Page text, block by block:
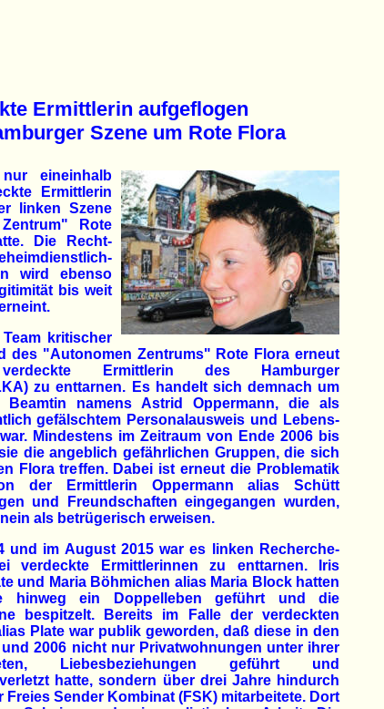
Ermittlerin aufgeflogen
Szene um Rote Flora
eineinhalb
Ermittlerin
linken Szene
Rote
Die Recht­
wird ebenso
bis weit
kritischer
des "Autonomen Zentrums" Rote Flora erneut
Ermittlerin des Hamburger
zu enttarnen. Es handelt sich demnach um
Beamtin namens Astrid Oppermann, die als
gefälschtem Personalausweis und Lebens-
Mindestens im Zeitraum von Ende 2006 bis
die angeblich gefährlichen Gruppen, die sich
Flora treffen. Dabei ist erneut die Problematik
der Ermittlerin Oppermann alias Schütt
und Freundschaften eingegangen wurden,
als betrügerisch erweisen.
und im August 2015 war es linken Recherche-
verdeckte Ermittlerinnen zu enttarnen. Iris
und Maria Böhmichen alias Maria Block hatten
hinweg ein Doppelleben geführt und die
bespitzelt. Bereits im Falle der verdeckten
Plate war publik geworden, daß diese in den
2006 nicht nur Privatwohnungen unter ihrer
Liebesbeziehungen geführt und
hatte, sondern über drei Jahre hindurch
Freies Sender Kombinat (FSK) mitarbeitete. Dort